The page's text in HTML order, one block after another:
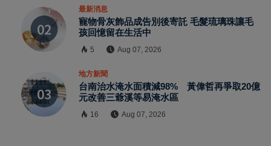
最新消息
寵物骨灰飾品成告別後寄託 毛髮琉璃珠讓毛
孩回憶留在生活中
5 Aug 07, 2026
地方新聞
台南治水淹水面積減98% 黃偉哲再爭取20億
元改善三爺溪等易淹水區
16 Aug 07, 2026